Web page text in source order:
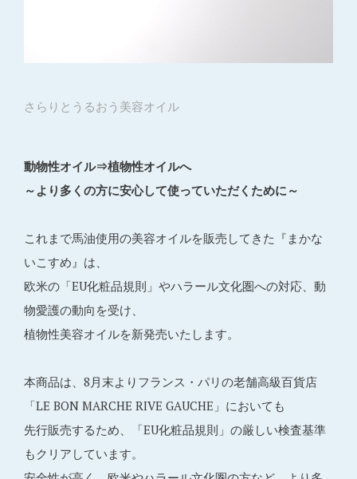
さらりとうるおう美容オイル
動物性オイル⇒植物性オイルへ
～より多くの方に安心して使っていただくために～
これまで馬油使用の美容オイルを販売してきた『まかな
いこすめ』は、
欧米の「EU化粧品規則」やハラール文化圏への対応、動
物愛護の動向を受け、
植物性美容オイルを新発売いたします。
本商品は、8月末よりフランス・パリの老舗高級百貨店
「LE BON MARCHE RIVE GAUCHE」においても
先行販売するため、「EU化粧品規則」の厳しい検査基準
もクリアしています。